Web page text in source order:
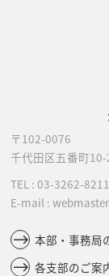
〒102-0076
千代田区五番町10-
TEL : 03-3262-8211
E-mail :
本部・事務局
各支部のご案